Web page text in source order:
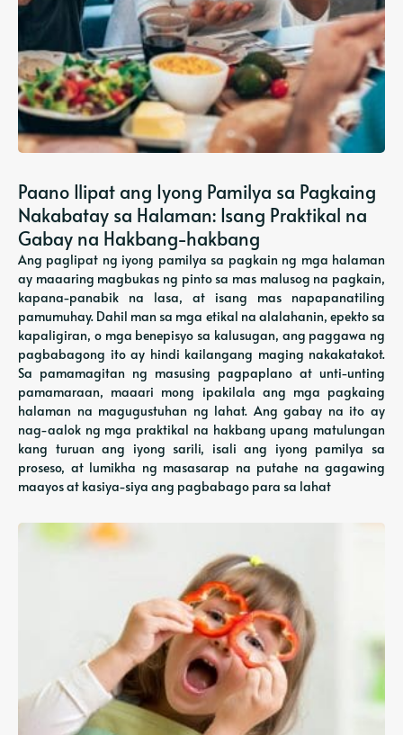
Paano Ilipat ang Iyong Pamilya sa Pagkaing
Nakabatay sa Halaman: Isang Praktikal na
Gabay na Hakbang-hakbang
Ang paglipat ng iyong pamilya sa pagkain ng mga halaman
ay maaaring magbukas ng pinto sa mas malusog na pagkain,
kapana-panabik na lasa, at isang mas napapanatiling
pamumuhay. Dahil man sa mga etikal na alalahanin, epekto sa
kapaligiran, o mga benepisyo sa kalusugan, ang paggawa ng
pagbabagong ito ay hindi kailangang maging nakakatakot.
Sa pamamagitan ng masusing pagpaplano at unti-unting
pamamaraan, maaari mong ipakilala ang mga pagkaing
halaman na magugustuhan ng lahat. Ang gabay na ito ay
nag-aalok ng mga praktikal na hakbang upang matulungan
kang turuan ang iyong sarili, isali ang iyong pamilya sa
proseso, at lumikha ng masasarap na putahe na gagawing
maayos at kasiya-siya ang pagbabago para sa lahat